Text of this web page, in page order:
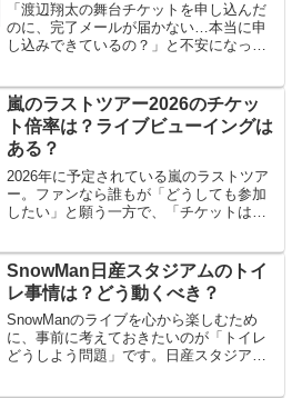
「渡辺翔太の舞台チケットを申し込んだ
のに、完了メールが届かない…本当に申
し込みできているの？」と不安になって
ールが来ないと「手続きに失敗したので
は」「もう一度申し込んだ...
嵐のラストツアー2026のチケッ
ト倍率は？ライブビューイングは
ある？
2026年に予定されている嵐のラストツア
ー。ファンなら誰もが「どうしても参加
したい」と願う一方で、「チケットは取
か。さらに仮にチケットが外れてしまっ
た場合でも、ライブビ...
SnowMan日産スタジアムのトイ
レ事情は？どう動くべき？
SnowManのライブを心から楽しむため
に、事前に考えておきたいのが「トイレ
どうしよう問題」です。日産スタジアム